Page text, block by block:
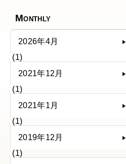
Monthly
2026年4月
(1)
2021年12月
(1)
2021年1月
(1)
2019年12月
(1)